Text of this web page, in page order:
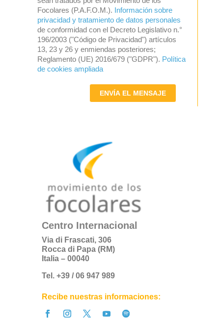
Focolares (P.A.F.O.M.). Información sobre
privacidad y tratamiento de datos personales
de conformidad con el Decreto Legislativo n.°
196/2003 ("Código de Privacidad") artículos
13, 23 y 26 y enmiendas posteriores;
Reglamento (UE) 2016/679 ("GDPR"). Política
de cookies ampliada
ENVÍA EL MENSAJE
Centro Internacional
Via di Frascati, 306
Rocca di Papa (RM)
Italia – 00040
Tel. +39 / 06 947 989
Recibe nuestras informaciones: